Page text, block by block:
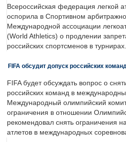
Всероссийская федерация легкой
оспорила в Спортивном
Международной ассоциации
(World Athletics) о продлении
российских спортсменов в турнирах.
FIFA обсудит допуск российских
FIFA будет обсуждать вопрос о
российских команд в
Международный олимпийский
ограничения в отношении
рекомендовал снять ограничения
атлетов в международных